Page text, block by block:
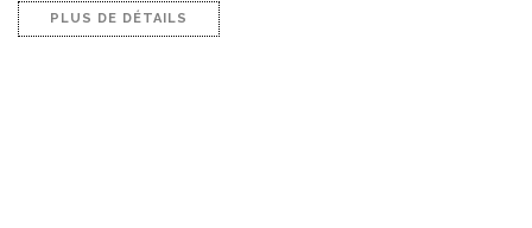
PLUS DE DÉTAILS